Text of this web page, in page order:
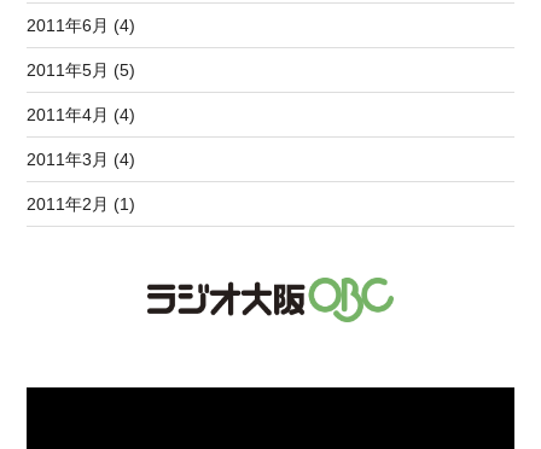
2011年6月 (4)
2011年5月 (5)
2011年4月 (4)
2011年3月 (4)
2011年2月 (1)